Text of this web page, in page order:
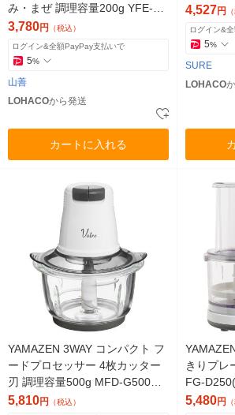
み・まぜ 調理容量200g YFE-20
0(W) 1台
3,780円 （税込）
ログイン&全額PayPay支払いで
5%
山善
LOHACOから発送
カートに入れる
4,527円
ログイン&
5%
SURE
LOHACO
YAMAZEN 3WAY コンパクト フ
ードプロセッサー 4枚カッター
刃 調理容量500g MFD-G500
(W) 1台
5,810円 （税込）
きりプレ
FG-
5,480円